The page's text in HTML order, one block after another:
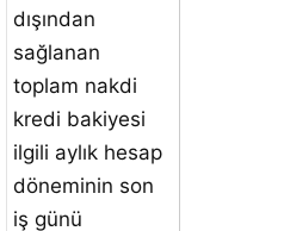
dışından
sağlanan
toplam nakdi
kredi bakiyesi
ilgili aylık hesap
döneminin son
iş günü